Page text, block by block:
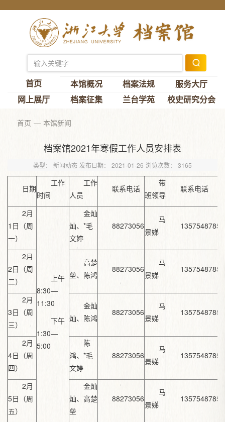
首页 本馆概况 档案法规
服务大厅
网上展厅
档案征集 兰台学苑 校史研究分会
首页 本馆新闻
档案馆2021年寒假工作人员安排表
类型： 新闻动态 发布日期： 2021-01-26 浏览次数： 3165
日期
工作
时间
工作
人员
联系电话
带
班领导
联系电话
2月
1日（周
一）
上午
8:30—
11:30
下午
1:30—
5:00
金灿
灿、*毛
文婷
88273056
马
景娣
13575487850
2月
2日（周
二）
高楚
垒、陈鸿
88273056
马
景娣
13575487850
2月
3日（周
三）
金灿
灿、陈鸿
88273056
马
景娣
13575487850
2月
4日（周
四）
陈
鸿、*毛
文婷
88273056
马
景娣
13575487850
2月
5日（周
五）
金灿
灿、高楚
垒
88273056
马
景娣
13575487850